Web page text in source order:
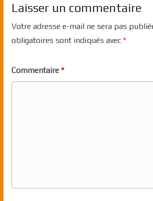
Laisser un commentaire
Votre adresse e-mail ne sera pas
obligatoires sont indiqués avec *
Commentaire *